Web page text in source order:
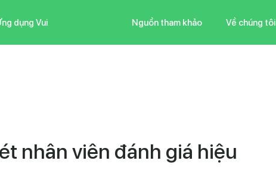
dụng Vui Nguồn tham khảo Về chúng tôi
nhân viên đánh giá hiệu